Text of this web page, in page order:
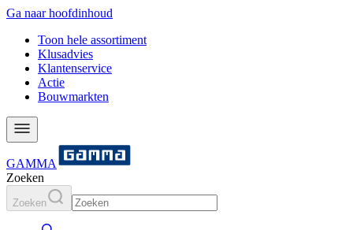
Ga naar hoofdinhoud
Toon hele assortiment
Klusadvies
Klantenservice
Actie
Bouwmarkten
GAMMA
Zoeken
Zoeken